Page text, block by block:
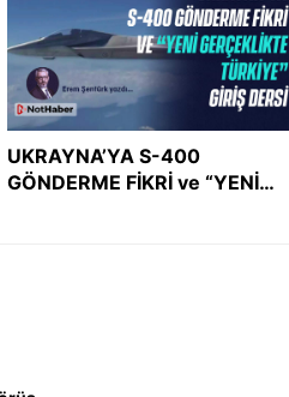
UKRAYNA’YA S-400
GÖNDERME FİKRİ ve “YENİ